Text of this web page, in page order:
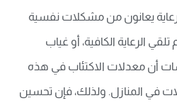
يعانون من مشكلات نفسية
الرعاية الكافية، أو غياب
أن معدلات الاكتئاب في هذه
في المنازل. ولذلك، فإن تحسين